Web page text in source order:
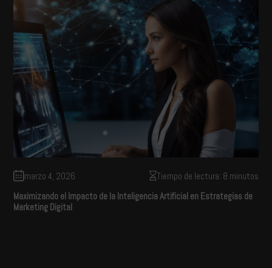
marzo 4, 2026
Tiempo de lectura: 8 minutos
Maximizando el Impacto de la Inteligencia Artificial en Estrategias de
Marketing Digital